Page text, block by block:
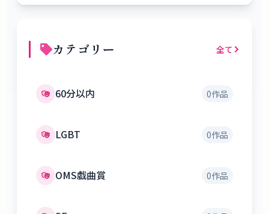
カテゴリー 全て
60分以内 0作品
LGBT 0作品
OMS戯曲賞 0作品